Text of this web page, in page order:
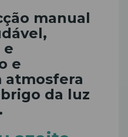
manual
e
e
atmosfera
da luz